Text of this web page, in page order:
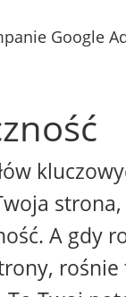
Google
A gdy
rośnie